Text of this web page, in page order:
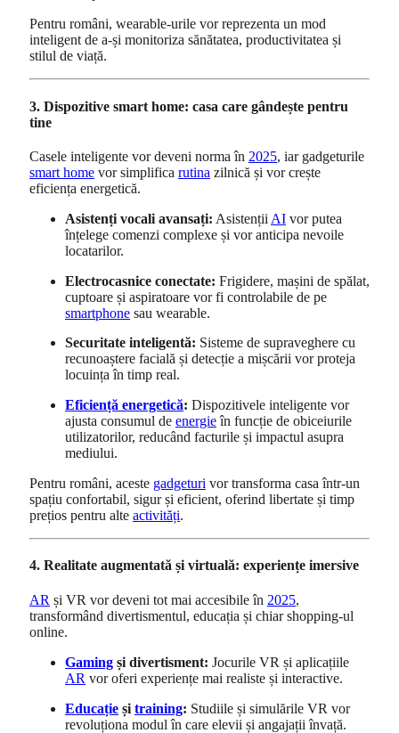
Pentru români, wearable-urile vor reprezenta un mod
inteligent de a-și monitoriza sănătatea, productivitatea și
stilul de viață.
3. Dispozitive smart home: casa care gândește pentru
tine
Casele inteligente vor deveni norma în 2025, iar gadgeturile
smart home vor simplifica rutina zilnică și vor crește
eficiența energetică.
Asistenți vocali avansați: Asistenții AI vor putea
înțelege comenzi complexe și vor anticipa nevoile
locatarilor.
Electrocasnice conectate: Frigidere, mașini de spălat,
cuptoare și aspiratoare vor fi controlabile de pe
smartphone sau wearable.
Securitate inteligentă: Sisteme de supraveghere cu
recunoaștere facială și detecție a mișcării vor proteja
locuința în timp real.
Eficiență energetică: Dispozitivele inteligente vor
ajusta consumul de energieîn funcție de obiceiurile
utilizatorilor, reducând facturile și impactul asupra
mediului.
Pentru români, aceste gadgeturi vor transforma casa într-un
spațiu confortabil, sigur și eficient, oferind libertate și timp
prețios pentru alte activități.
4. Realitate augmentată și virtuală: experiențe imersive
AR și VR vor deveni tot mai accesibile în 2025,
transformând divertismentul, educația și chiar shopping-ul
online.
Gaming și divertisment: Jocurile VR și aplicațiile
AR vor oferi experiențe mai realiste și interactive.
Educație și training: Studiile și simulările VR vor
revoluționa modul în care elevii și angajații învață.